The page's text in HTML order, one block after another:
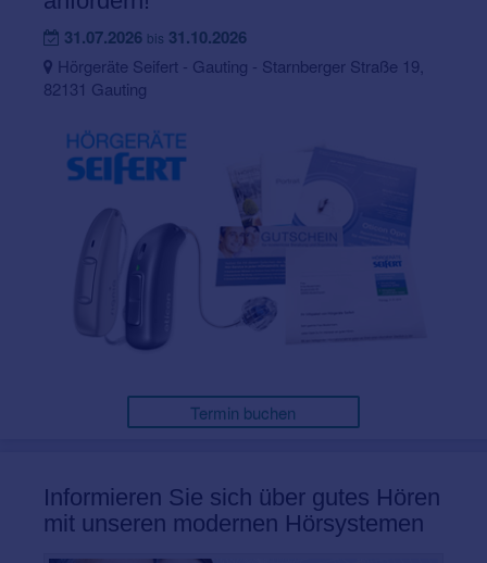
31.07.2026 bis 31.10.2026
Hörgeräte Seifert - Gauting - Starnberger Straße 19,
82131 Gauting
Termin buchen
Informieren Sie sich über gutes Hören
mit unseren modernen Hörsystemen